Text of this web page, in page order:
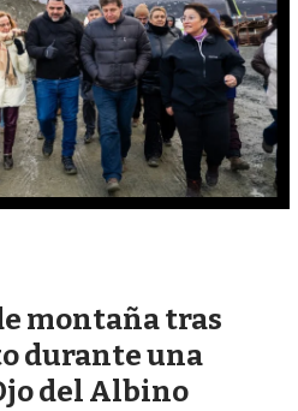
montaña tras
durante una
del Albino